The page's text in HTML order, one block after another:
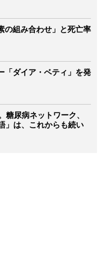
組み合わせ」と死亡率
「ダイア・ベティ」を発
糖尿病ネットワーク、
」は、これからも続い